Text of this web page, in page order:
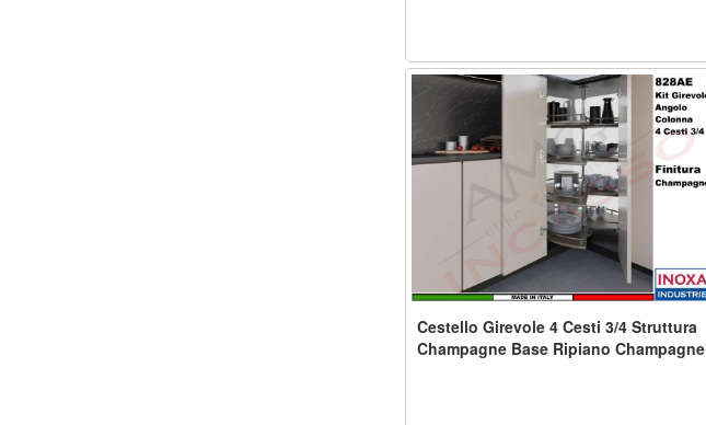
Cestello Girevole 4 Cesti 3/4 Struttura
Champagne Base Ripiano Champagne